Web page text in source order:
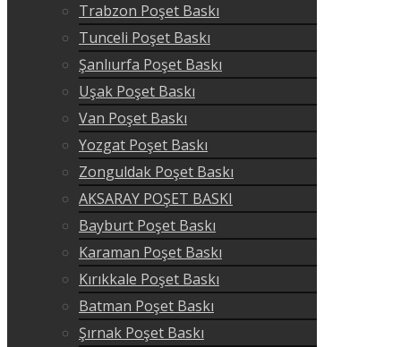
Trabzon Poşet Baskı
Tunceli Poşet Baskı
Şanlıurfa Poşet Baskı
Uşak Poşet Baskı
Van Poşet Baskı
Yozgat Poşet Baskı
Zonguldak Poşet Baskı
AKSARAY POŞET BASKI
Bayburt Poşet Baskı
Karaman Poşet Baskı
Kırıkkale Poşet Baskı
Batman Poşet Baskı
Şırnak Poşet Baskı